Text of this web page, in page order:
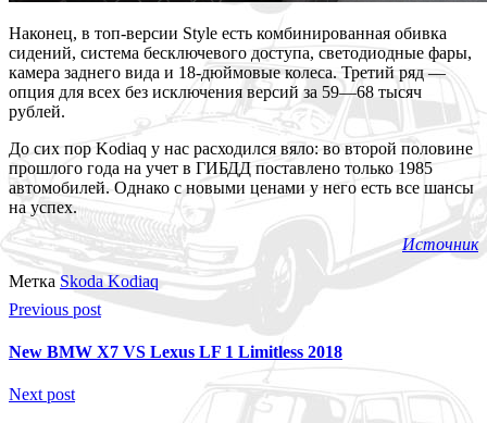
Наконец, в топ-версии Style есть комбинированная обивка
сидений, система бесключевого доступа, светодиодные фары,
камера заднего вида и 18-дюймовые колеса. Третий ряд —
опция для всех без исключения версий за 59—68 тысяч
рублей.
До сих пор Kodiaq у нас расходился вяло: во второй половине
прошлого года на учет в ГИБДД поставлено только 1985
автомобилей. Однако с новыми ценами у него есть все шансы
на успех.
Источник
Метка Skoda Kodiaq
Previous post
New BMW X7 VS Lexus LF 1 Limitless 2018
Next post